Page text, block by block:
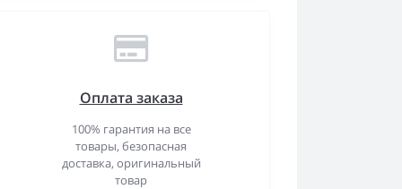
Оплата заказа
100% гарантия на все
товары, безопасная
доставка, оригинальный
товар